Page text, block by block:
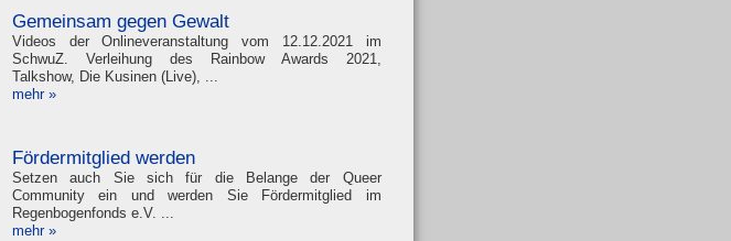
Gemeinsam gegen Gewalt
Videos der Onlineveranstaltung vom 12.12.2021 im
SchwuZ. Verleihung des Rainbow Awards 2021,
Talkshow, Die Kusinen (Live), ...
mehr »
Fördermitglied werden
Setzen auch Sie sich für die Belange der Queer
Community ein und werden Sie Fördermitglied im
Regenbogenfonds e.V. ...
mehr »